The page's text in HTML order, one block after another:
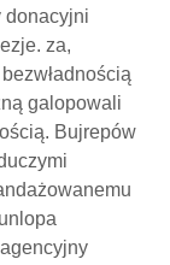
donacyjni
za,
galopowali
Bujrepów